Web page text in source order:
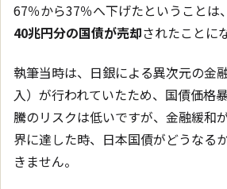
67％から37％へ下げたということは
40兆円分の国債が売却されたことに
執筆当時は、日銀による異次元の金
入）が行われていたため、国債価格
騰のリスクは低いですが、金融緩和
界に達した時、日本国債がどうなる
きません。